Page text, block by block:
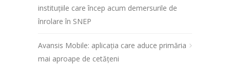
instituțiile care încep acum demersurile de
înrolare în SNEP
Avansis Mobile: aplicația care aduce primăria
mai aproape de cetățeni